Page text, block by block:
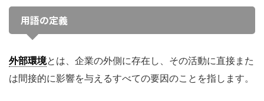
用語の定義
外部環境とは、企業の外側に存在し、その活動に直接また
は間接的に影響を与えるすべての要因のことを指します。